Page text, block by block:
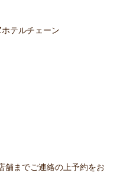
テルチェーン
舗までご連絡の上予約をお